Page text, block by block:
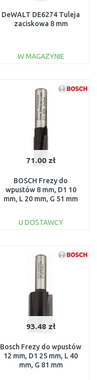
DeWALT DE6274 Tuleja
zaciskowa 8 mm
W MAGAZYNIE
Do porównania
71.00 zł
BOSCH Frezy do
wpustów 8 mm, D1 10
mm, L 20 mm, G 51 mm
U DOSTAWCY
Do porównania
93.48 zł
Bosch Frezy do wpustów
12 mm, D1 25 mm, L 40
mm, G 81 mm